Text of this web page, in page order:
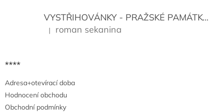
ý
p
i
VYSTŘIHOVÁNKY - PRAŽSKÉ PAMÁTKY
Hodnocení produktu je 5 z 5 hvězdiček.
| roman sekanina
****
Adresa+otevírací doba
Hodnocení obchodu
Obchodní podmínky